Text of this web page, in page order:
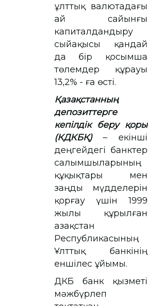
ұлттық валютадағы
ай сайынғы
капиталдандыру
сыйақысы қандай
да бір қосымша
төлемдер құрауы
13,2% - ға өсті.
Қазақстанның
депозиттерге
кепілдік беру қоры
(КДКБҚ)
– екінші
деңгейдегі банктер
салымшыларының
құқықтары мен
заңды мүдделерін
қорғау үшін 1999
жылы құрылған
Қазақстан
Республикасының
Ұлттық банкінің
еншілес ұйымы.
ҚДКБҚ банк қызметі
мәжбүрлеп